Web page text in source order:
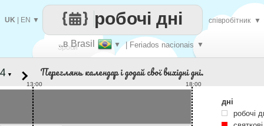
Зроби
..в Brasil ▼ | Feriados nacionais ▼
робочі дні
UK EN ▼ співробітник ▼
▼ Переглянь календар і додай свої вихідні дні.
13:00 18:00
дні
робочі